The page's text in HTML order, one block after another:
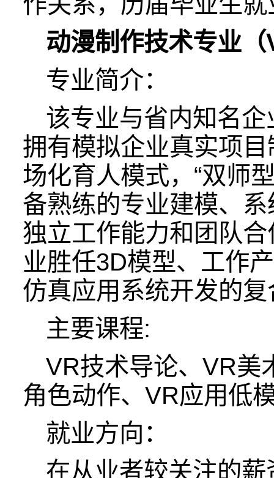
动漫制作技术专业
专业简介：
该专业与省内知名
拥有模拟企业真实项
场化育人模式，“双师
备熟练的专业建模、
独立工作能力和团队
业胜任3D模型、工作
仿真应用系统开发的
主要课程:
VR技术导论、VR美
角色动作、VR应用低
就业方向：
在从业者较关注的